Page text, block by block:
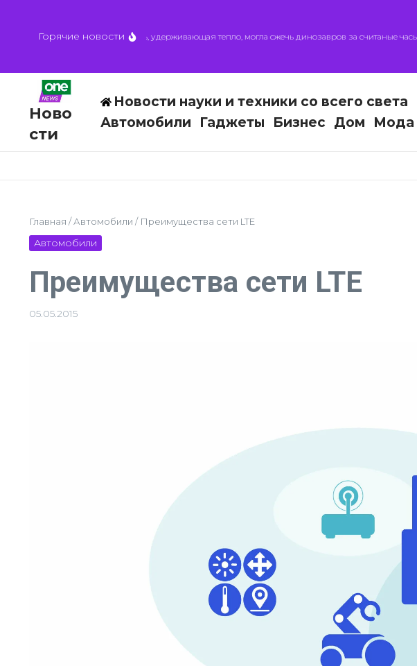
Горячие новости
Астероидная пыль, удерживающая тепло, могла сжечь динозавров за считаные часы
Ново
сти
Новости науки и техники со всего света
Автомобили
Гаджеты Бизнес Дом Мода
Главная /Автомобили / Преимущества сети LTE
Автомобили
Преимущества сети LTE
05.05.2015